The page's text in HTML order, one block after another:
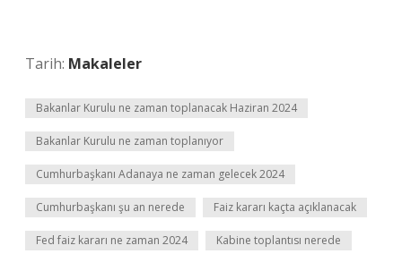
Tarih: Makaleler
Bakanlar Kurulu ne zaman toplanacak Haziran 2024
Bakanlar Kurulu ne zaman toplanıyor
Cumhurbaşkanı Adanaya ne zaman gelecek 2024
Cumhurbaşkanı şu an nerede Faiz kararı kaçta açıklanacak
Fed faiz kararı ne zaman 2024 Kabine toplantısı nerede